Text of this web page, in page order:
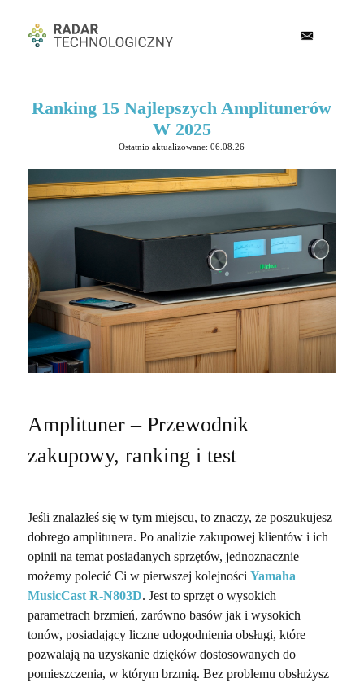
Ranking 15 Najlepszych Amplitunerów
W 2025
Ostatnio aktualizowane: 06.08.26
Amplituner – Przewodnik
zakupowy, ranking i test
Jeśli znalazłeś się w tym miejscu, to znaczy, że poszukujesz
dobrego amplitunera. Po analizie zakupowej klientów i ich
opinii na temat posiadanych sprzętów, jednoznacznie
możemy polecić Ci w pierwszej kolejności Yamaha
MusicCast R-N803D. Jest to sprzęt o wysokich
parametrach brzmień, zarówno basów jak i wysokich
tonów, posiadający liczne udogodnienia obsługi, które
pozwalają na uzyskanie dzięków dostosowanych do
pomieszczenia, w którym brzmią. Bez problemu obsłużysz